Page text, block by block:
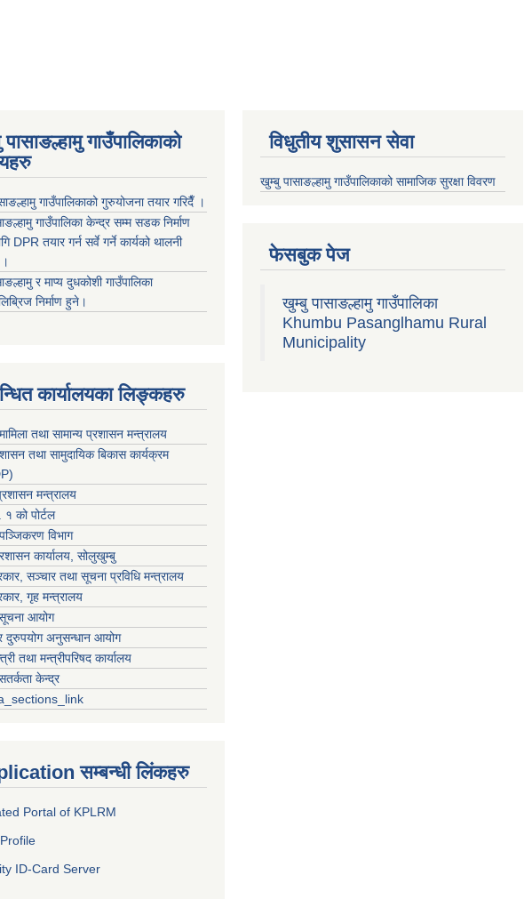
गाउँपालिकाको
गाउँपालिकाको गुरुयोजना तयार गरिदैँ ।
गाउँपालिका केन्द्र सम्म सडक निर्माण
DPR तयार गर्न सर्वे गर्ने कार्यको थालनी
र माप्य दुधकोशी गाउँपालिका
निर्माण हुने।
कार्यालयका लिङ्कहरु
तथा सामान्य प्रशासन मन्त्रालय
तथा सामुदायिक बिकास कार्यक्रम
मन्त्रालय
को पोर्टल
विभाग
कार्यालय, सोलुखुम्बु
सञ्चार तथा सूचना प्रविधि मन्त्रालय
गृह मन्त्रालय
सूचना आयोग
दुरुपयोग अनुसन्धान आयोग
तथा मन्त्रीपरिषद कार्यालय
केन्द्र
सम्बन्धी लिंकहरु
Portal of KPLRM
ID-Card Server
विधुतीय शुसासन सेवा
खुम्बु पासाङल्हामु गाउँपालिकाको सामाजिक सुरक्षा विवरण
फेसबुक पेज
खुम्बु पासाङल्हामु गाउँपालिका
Khumbu Pasanglhamu Rural
Municipality